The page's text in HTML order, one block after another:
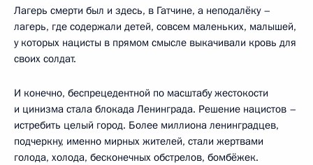
Лагерь смерти был и здесь, в Гатчине, а неподалёку –
лагерь, где содержали детей, совсем маленьких, малышей,
у которых нацисты в прямом смысле выкачивали кровь для
своих солдат.
И конечно, беспрецедентной по масштабу жестокости
и цинизма стала блокада Ленинграда. Решение нацистов –
истребить целый город. Более миллиона ленинградцев,
подчеркну, именно мирных жителей, стали жертвами
голода, холода, бесконечных обстрелов, бомбёжек.